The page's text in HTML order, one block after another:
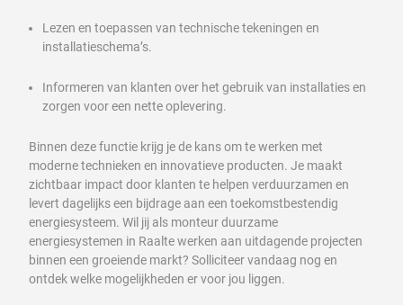
Lezen en toepassen van technische tekeningen en
installatieschema’s.
Informeren van klanten over het gebruik van installaties en
zorgen voor een nette oplevering.
Binnen deze functie krijg je de kans om te werken met
moderne technieken en innovatieve producten. Je maakt
zichtbaar impact door klanten te helpen verduurzamen en
levert dagelijks een bijdrage aan een toekomstbestendig
energiesysteem. Wil jij als monteur duurzame
energiesystemen in Raalte werken aan uitdagende projecten
binnen een groeiende markt? Solliciteer vandaag nog en
ontdek welke mogelijkheden er voor jou liggen.